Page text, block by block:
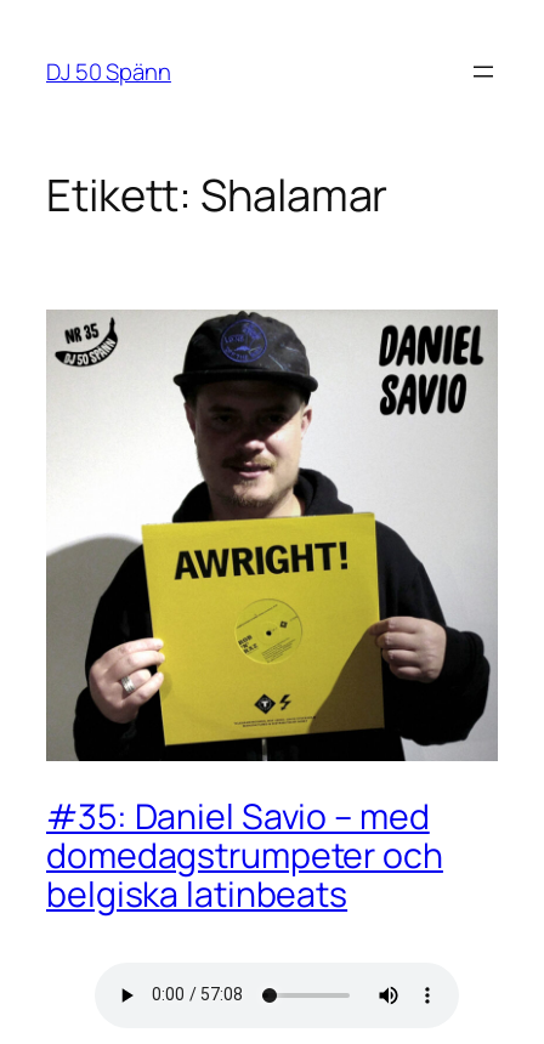
innehåll
DJ 50 Spänn
Etikett: Shalamar
#35: Daniel Savio – med
domedagstrumpeter och
belgiska latinbeats